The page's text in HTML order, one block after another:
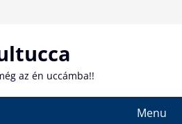
az én uccámba!!
Menu